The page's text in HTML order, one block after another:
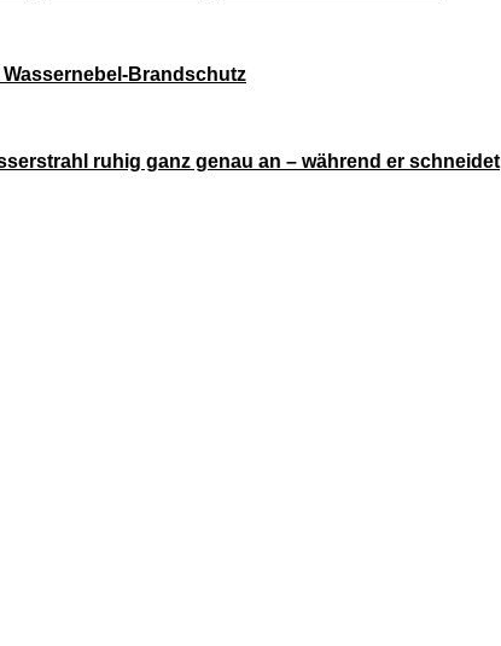
Brandschutz
ruhig ganz genau an – während er schneidet